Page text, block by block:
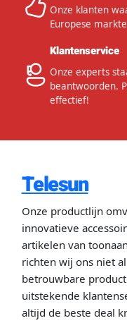
Onze klanten
Europese
Klantenservice
Onze experts
beantwoorden.
effectief!
Telesun
Onze productlijn
innovatieve
artikelen van
richten wij ons niet
betrouwbare
uitstekende
altijd de beste deal